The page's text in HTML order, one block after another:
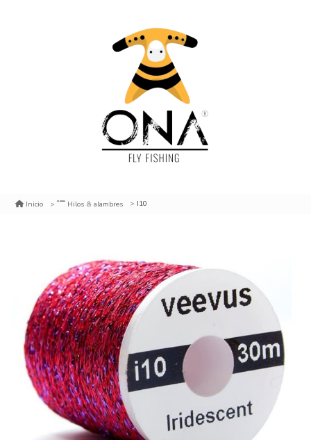
Inicio Hilos & alambres I10